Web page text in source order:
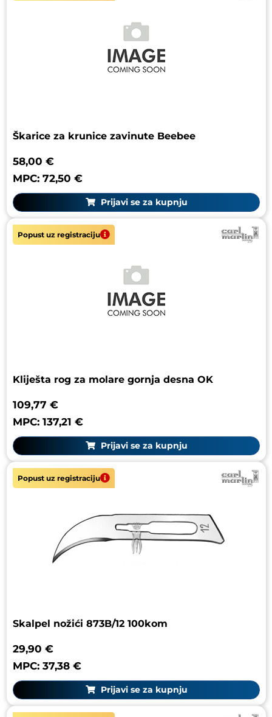
Škarice za krunice zavinute Beebee
58,00 €
MPC: 72,50 €
Prijavi se za kupnju
Popust uz registraciju
Kliješta rog za molare gornja desna OK
109,77 €
MPC: 137,21 €
Prijavi se za kupnju
Popust uz registraciju
Skalpel nožići 873B/12 100kom
29,90 €
MPC: 37,38 €
Prijavi se za kupnju